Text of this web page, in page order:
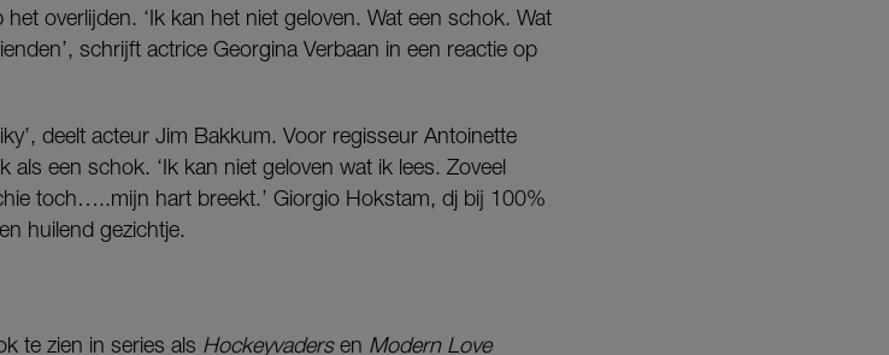
overlijden. ‘Ik kan het niet geloven. Wat een schok. Wat
schrijft actrice Georgina Verbaan in een reactie op
deelt acteur Jim Bakkum. Voor regisseur Antoinette
een schok. ‘Ik kan niet geloven wat ik lees. Zoveel
toch…..mijn hart breekt.’ Giorgio Hokstam, dj bij 100%
huilend gezichtje.
te zien in series als Hockeyvadersen Modern Love